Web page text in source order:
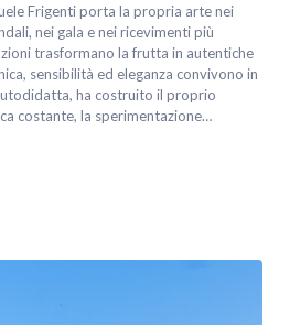
Frigenti porta la propria arte nei
nei gala e nei ricevimenti più
trasformano la frutta in autentiche
sensibilità ed eleganza convivono in
ha costruito il proprio
costante, la sperimentazione…